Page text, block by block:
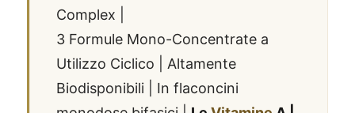
Complex |
3 Formule Mono-Concentrate a
Utilizzo Ciclico | Altamente
Biodisponibili | In flaconcini